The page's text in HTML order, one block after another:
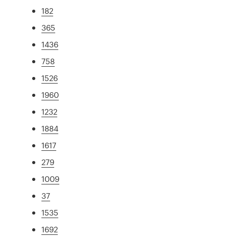
182
365
1436
758
1526
1960
1232
1884
1617
279
1009
37
1535
1692